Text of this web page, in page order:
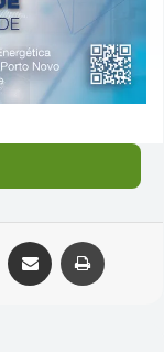
Viber Compartilhar via e-mail